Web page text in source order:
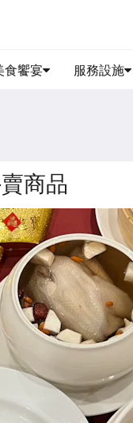
食饗宴 服務設施
商品